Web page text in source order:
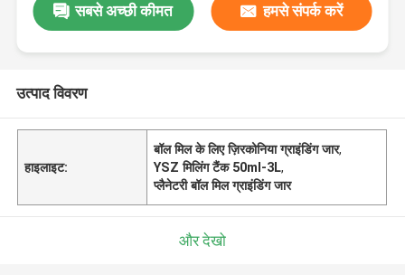
सबसे अच्छी कीमत हमसे संपर्क करें
उत्पाद विवरण
हाइलाइट:
बॉल मिल के लिए ज़िरकोनिया ग्राइंडिंग जार,
YSZ मिलिंग टैंक 50ml-3L,
प्लैनेटरी बॉल मिल ग्राइंडिंग जार
और देखो